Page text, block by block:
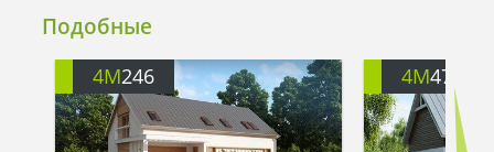
Подобные
4M246 4M472